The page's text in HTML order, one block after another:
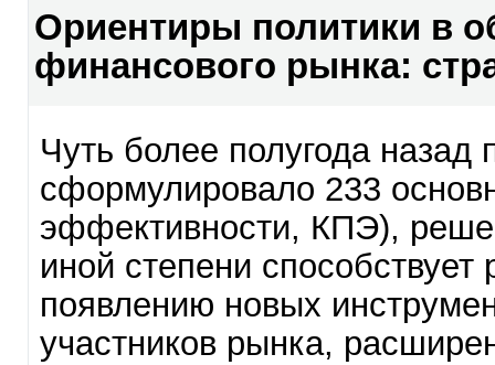
Ориентиры политики в
финансового рынка:
Чуть более полугода
сформулировало 233
эффективности, КПЭ),
иной степени
появлению новых
участников рынка,